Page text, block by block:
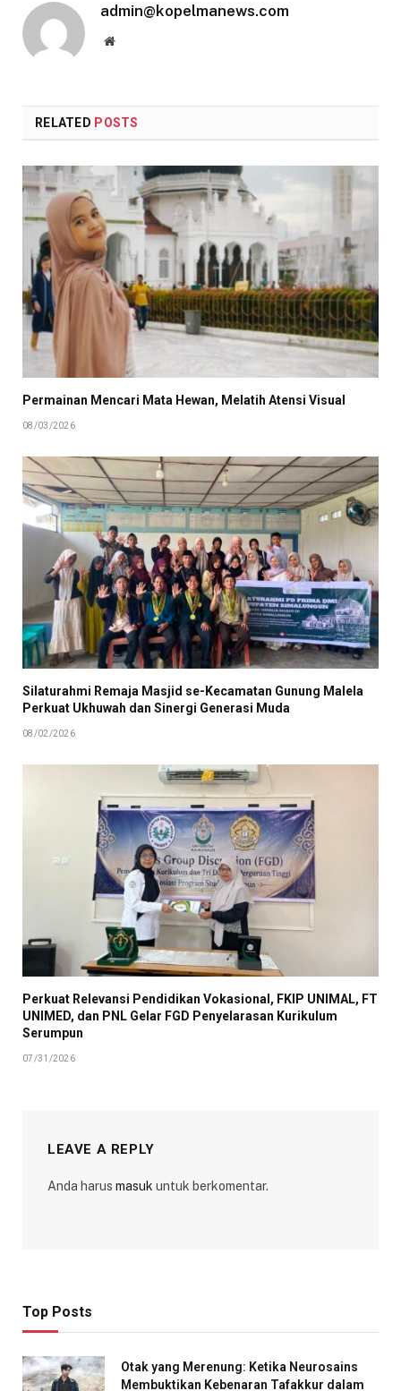
admin@kopelmanews.com
Website
RELATED POSTS
Permainan Mencari Mata Hewan, Melatih Atensi Visual
08/03/2026
Silaturahmi Remaja Masjid se-Kecamatan Gunung Malela
Perkuat Ukhuwah dan Sinergi Generasi Muda
08/02/2026
Perkuat Relevansi Pendidikan Vokasional, FKIP UNIMAL, FT
UNIMED, dan PNL Gelar FGD Penyelarasan Kurikulum
Serumpun
07/31/2026
LEAVE A REPLY
Anda harus masuk untuk berkomentar.
Top Posts
Otak yang Merenung: Ketika Neurosains
Membuktikan Kebenaran Tafakkur dalam